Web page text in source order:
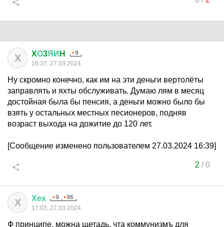
X XО3ЯИ H
16:37, 27.03.2024
Ну скромно конечно, как им на эти деньги вертолёты
заправлять и яхты обслуживать. Думаю лям в месяц
достойная была бы пенсия, а деньги можно было бы
взять у остальных местных песионеров, подняв
возраст выхода на дожитие до 120 лет.
[Сообщение изменено пользователем 27.03.2024 16:39]
2 /0
Х Хех
17:03, 27.03.2024
Ф принципе, можна щетадь, чта коммунизмъ для